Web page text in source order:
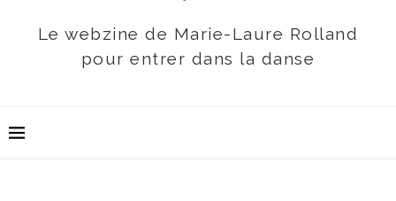
Le webzine de Marie-Laure Rolland
pour entrer dans la danse